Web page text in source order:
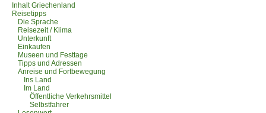
Inhalt Griechenland
Reisetipps
Die Sprache
Reisezeit / Klima
Unterkunft
Einkaufen
Museen und Festtage
Tipps und Adressen
Anreise und Fortbewegung
Ins Land
Im Land
Öffentliche Verkehrsmittel
Selbstfahrer